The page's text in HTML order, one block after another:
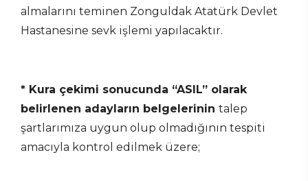
almalarını teminen Zonguldak Atatürk Devlet
Hastanesine sevk işlemi yapılacaktır.
* Kura çekimi sonucunda “ASIL” olarak
belirlenen adayların belgelerinin talep
şartlarımıza uygun olup olmadığının tespiti
amacıyla kontrol edilmek üzere;